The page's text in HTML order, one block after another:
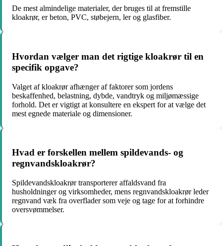
De mest almindelige materialer, der bruges til at fremstille
kloakrør, er beton, PVC, støbejern, ler og glasfiber.
Hvordan vælger man det rigtige kloakrør til en
specifik opgave?
Valget af kloakrør afhænger af faktorer som jordens
beskaffenhed, belastning, dybde, vandtryk og miljømæssige
forhold. Det er vigtigt at konsultere en ekspert for at vælge det
mest egnede materiale og dimensioner.
Hvad er forskellen mellem spildevands- og
regnvandskloakrør?
Spildevandskloakrør transporterer affaldsvand fra
husholdninger og virksomheder, mens regnvandskloakrør leder
regnvand væk fra overflader som veje og tage for at forhindre
oversvømmelser.